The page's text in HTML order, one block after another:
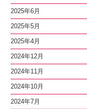
2025年6月
2025年5月
2025年4月
2024年12月
2024年11月
2024年10月
2024年7月